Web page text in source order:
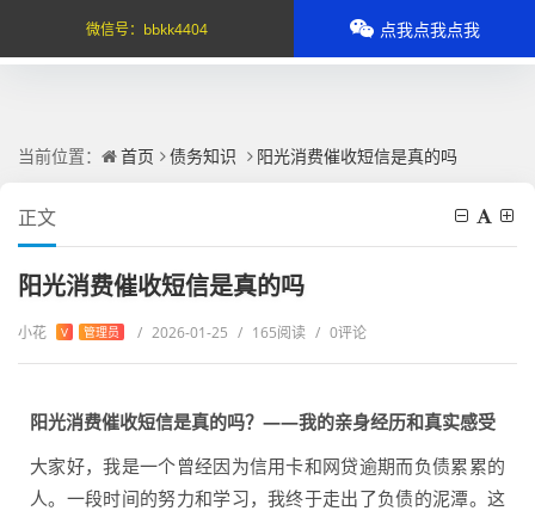
当前位置： 首页 债务知识 阳光消费催收短信是真的吗
正文
阳光消费催收短信是真的吗
小花 V 管理员 / 2026-01-25 / 165阅读 / 0评论
阳光消费催收短信是真的吗？——我的亲身经历和真实感受
大家好，我是一个曾经因为信用卡和网贷逾期而负债累累的
人。一段时间的努力和学习，我终于走出了负债的泥潭。这
微信号： bbkk4404 点我点我点我